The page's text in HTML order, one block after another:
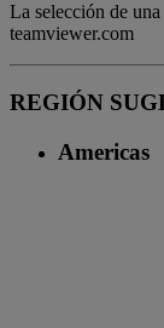
La selección de
teamviewer.com
REGIÓN
Americas